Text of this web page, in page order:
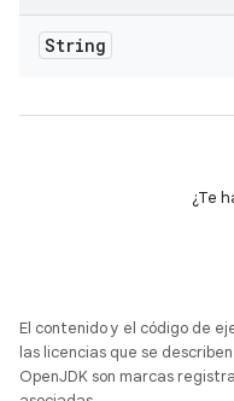
String
¿Te
El contenido y el código de
las licencias que se
OpenJDK son marcas